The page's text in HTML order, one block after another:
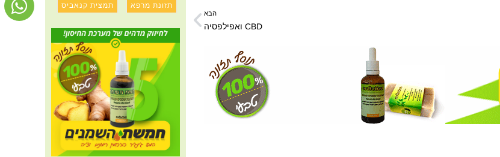
הבא
CBD ואפילפסיה
תזונת מרפא תמצית קנאביס